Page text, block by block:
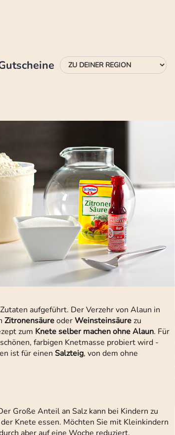
aufgeführt. Der Verzehr von Alaun in
ZitronensäureoderWeinsteinsäurezu
zum Knete selber machen ohne Alaun. Für
farbigen Knetmasse probiert wird -
ist für einen Salzteig, von dem ohne
Große Anteil an Salz kann bei Kindern zu
Knete essen. Möchten Sie mit Kleinkindern